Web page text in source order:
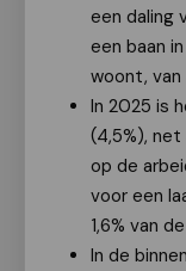
een daling
een baan
woont, van
In 2025 is
(4,5%), net
op de
voor een
1,6% van
In de